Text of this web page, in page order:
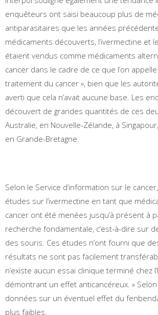
enquêteurs ont saisi beaucoup plus de
antiparasitaires que les années
médicaments découverts, l’ivermectine et
étaient vendus comme médicaments
cancer dans le cadre de ce que l’on
traitement du cancer », bien que les
averti que cela n’avait aucune base. Les
découvert de grandes quantités de ces
Australie, en Nouvelle-Zélande, à
en Grande-Bretagne.
Selon le Service d’information sur le
études sur l’ivermectine en tant que
cancer ont été menées jusqu’à présent à
recherche fondamentale, c’est-à-dire sur
des souris. Ces études n’ont fourni que
résultats ne sont pas facilement
n’existe aucun essai clinique terminé chez
démontrant un effet anticancéreux. »
données sur un éventuel effet du
plus faibles.